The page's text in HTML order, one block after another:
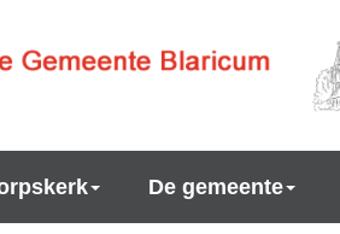
De gemeente